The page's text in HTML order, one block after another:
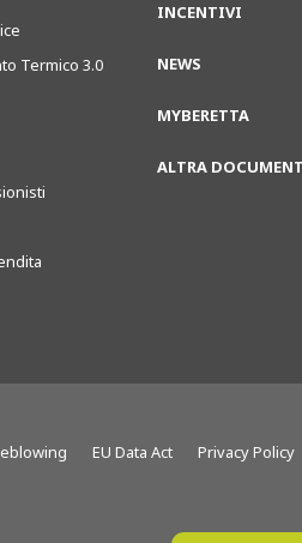
Termico 3.0
INCENTIVI
NEWS
MYBERETTA
ALTRA
EU Data Act Privacy Policy